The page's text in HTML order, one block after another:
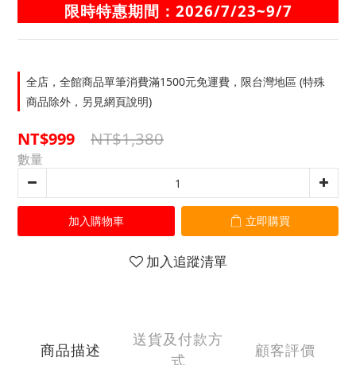
限時特惠期間：2026/7/23~9/7
全店，全館商品單筆消費滿1500元免運費，限台灣地區 (特殊
商品除外，另見網頁說明)
NT$999 NT$1,380
數量
加入購物車 立即購買
加入追蹤清單
商品描述
送貨及付款方
式
顧客評價